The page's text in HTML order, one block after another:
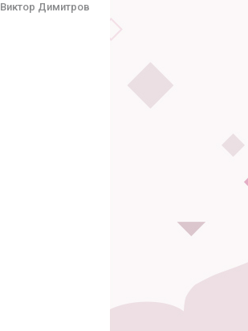
Виктор Димитров